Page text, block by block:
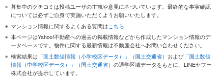
募集中のクチコミは投稿ユーザの主観や意見に基づいています。最終的な事実確認
については必ずご自身で実施いただくようお願いいたします。
マンション情報に関するよくある質問はこちら
本ページはYahoo!不動産への過去の掲載情報などから作成したマンション情報のデ
ータベースです。物件に関する最新情報は不動産会社へお問い合わせください。
検索結果は 「国土数値情報（小学校区データ）」（国土交通省） および 「国土数値
情報（中学校区データ）」（国土交通省） の通学区域データをもとに、LINEヤフー
株式会社が提示しています。